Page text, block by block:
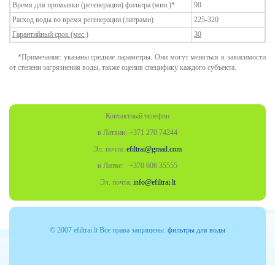
Время для промывки (регенерации) фильтра (мин.)*
90
Расход воды во время регенерации (литрами)
225-320
Гарантийный срок (мес.)
30
*Примечание: указаны средние параметры. Они могут меняться в зависимости
от степени загрязнения воды, также оценив специфику каждого субъекта.
Контактный телефон
в Латвии: +371 270 74244
Эл. почта: efiltrai@gmail.com
в Литве: +370 606 35555
Эл. почта: info@efiltrai.lt
© 2007 efiltrai.lt Все права защищены. фильтры для воды